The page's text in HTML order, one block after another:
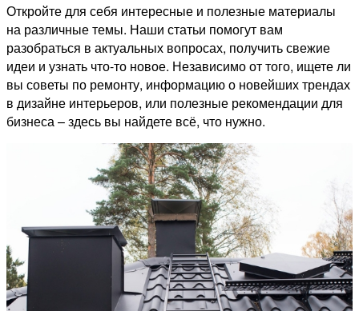
Откройте для себя интересные и полезные материалы
на различные темы. Наши статьи помогут вам
разобраться в актуальных вопросах, получить свежие
идеи и узнать что-то новое. Независимо от того, ищете ли
вы советы по ремонту, информацию о новейших трендах
в дизайне интерьеров, или полезные рекомендации для
бизнеса – здесь вы найдете всё, что нужно.